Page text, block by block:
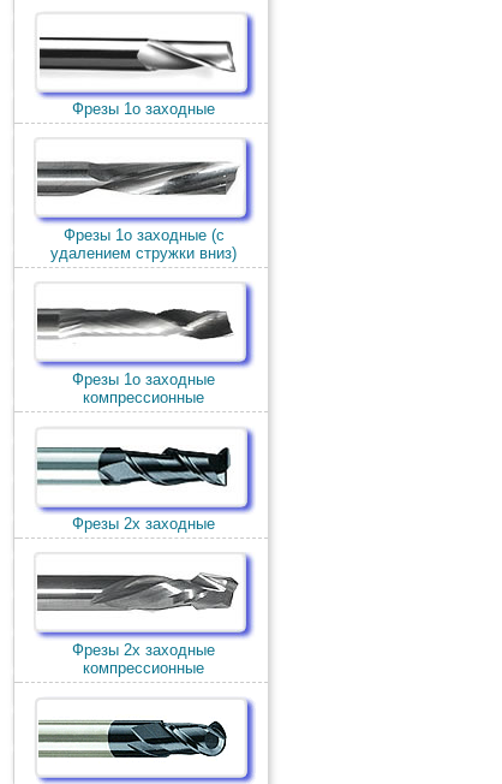
Фрезы 1о заходные
Фрезы 1о заходные (c
удалением стружки вниз)
Фрезы 1о заходные
компрессионные
Фрезы 2х заходные
Фрезы 2х заходные
компрессионные